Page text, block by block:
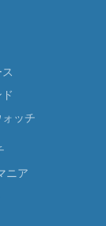
ッチ
ニア